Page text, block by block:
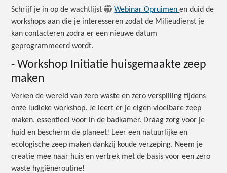
Schrijf je in op de wachtlijst Webinar Opruimenen duid de
workshops aan die je interesseren zodat de Milieudienst je
kan contacteren zodra er een nieuwe datum
geprogrammeerd wordt.
- Workshop Initiatie huisgemaakte zeep
maken
Verken de wereld van zero waste en zero verspilling tijdens
onze ludieke workshop. Je leert er je eigen vloeibare zeep
maken, essentieel voor in de badkamer. Draag zorg voor je
huid en bescherm de planeet! Leer een natuurlijke en
ecologische zeep maken dankzij koude verzeping. Neem je
creatie mee naar huis en vertrek met de basis voor een zero
waste hygiëneroutine!